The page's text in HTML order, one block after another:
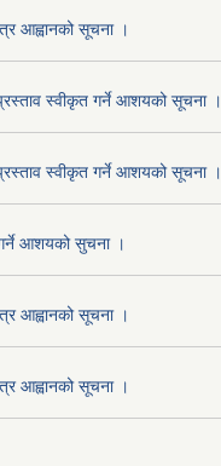
आह्वानको सूचना ।
स्वीकृत गर्ने आशयको सूचना ।
स्वीकृत गर्ने आशयको सूचना ।
आशयको सुचना ।
आह्वानको सूचना ।
आह्वानको सूचना ।